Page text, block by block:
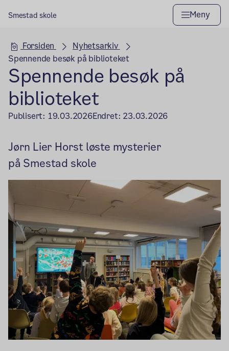
Smestad skole Meny
Hovedseksjon
Forsiden
Nyhetsarkiv
Spennende besøk på biblioteket
Spennende besøk på
biblioteket
Publisert: 19.03.2026Endret: 23.03.2026
Jørn Lier Horst løste mysterier
på Smestad skole